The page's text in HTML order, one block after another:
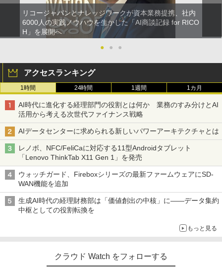
リコージャパンとナレッジワークが資本業務提携、社内
6000人の実践ノウハウを生かした「AI商談記録 for RICO
H」を展開へ
●
● ●
アクセスランキング
1時間 24時間 1週間 1カ月
AI時代に進化する経理部門の役割とは何か 業務のすみ分けとAI
活用から考える次世代ファイナンス戦略
AIデータセンターに求められる新しいパワーアーキテクチャとは
レノボ、NFC/FeliCaに対応する11型Androidタブレット
「Lenovo ThinkTab X11 Gen 1」を発売
ウォッチガード、Fireboxシリーズの最新ファームウェアにSD-
WAN機能を追加
生成AI時代の経理財務部は「価値創出の中核」に――データ集約
中枢としての役割転換を
もっと見る
クラウド Watch をフォローする